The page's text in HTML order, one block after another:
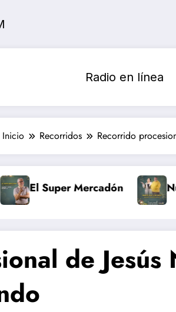
Radio en línea
Inicio Recorridos Recorrido
Mercadón Nuevo Día
de Jesús